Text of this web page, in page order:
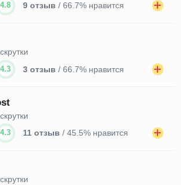
4.8 9 отзыв / 66.7% нравится
4.3 3 отзыв / 66.7% нравится
4.3 11 отзыв / 45.5% нравится